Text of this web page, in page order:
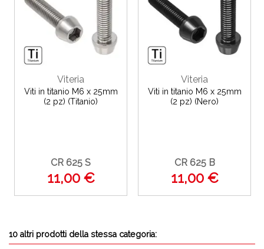
Viteria
Viti in titanio M6 x 25mm
(2 pz) (Titanio)
CR 625 S
11,00 €
Viteria
Viti in titanio M6 x 25mm
(2 pz) (Nero)
CR 625 B
11,00 €
10 altri prodotti della stessa categoria: